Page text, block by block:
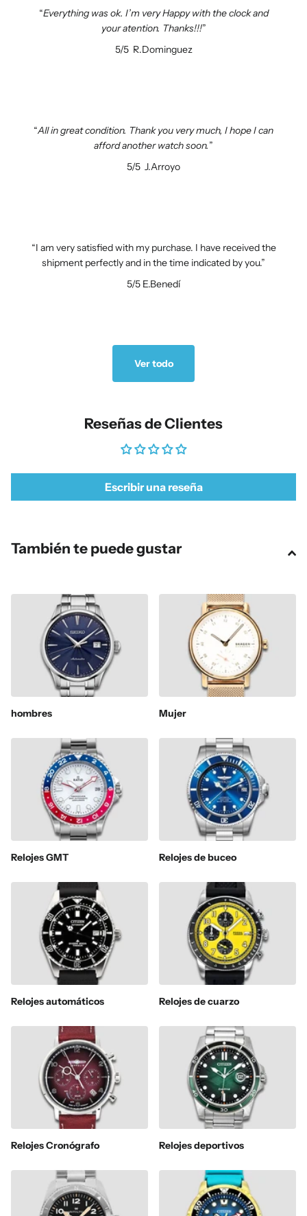
Everything was ok. I’m very Happy with the clock and
your atention. Thanks!!!
5/5R.Dominguez
All in great condition. Thank you very much, I hope I can
afford another watch soon.
5/5 J.Arroyo
I am very satisfied with my purchase. I have received the
shipment perfectly and in the time indicated by you.
5/5 E.Benedí
Ver todo
Reseñas de Clientes
Escribir una reseña
También te puede gustar
hombres Mujer
Relojes GMT Relojes de buceo
Relojes automáticos Relojes de cuarzo
Relojes Cronógrafo Relojes deportivos